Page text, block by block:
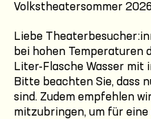
Volkstheatersommer
Liebe
bei hohen Temperaturen
Liter-Flasche Wasser mit
Bitte beachten Sie, dass
sind. Zudem empfehlen
mitzubringen, um für